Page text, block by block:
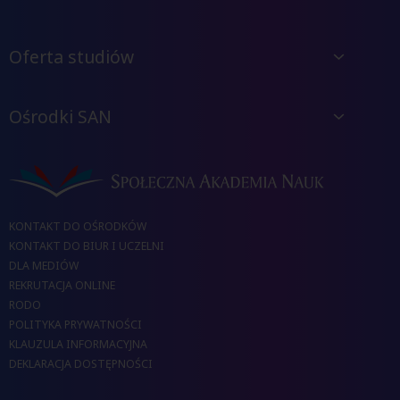
Oferta studiów
Ośrodki SAN
KONTAKT DO OŚRODKÓW
KONTAKT DO BIUR I UCZELNI
DLA MEDIÓW
REKRUTACJA ONLINE
RODO
POLITYKA PRYWATNOŚCI
KLAUZULA INFORMACYJNA
DEKLARACJA DOSTĘPNOŚCI